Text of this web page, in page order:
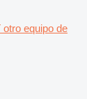
equipo de